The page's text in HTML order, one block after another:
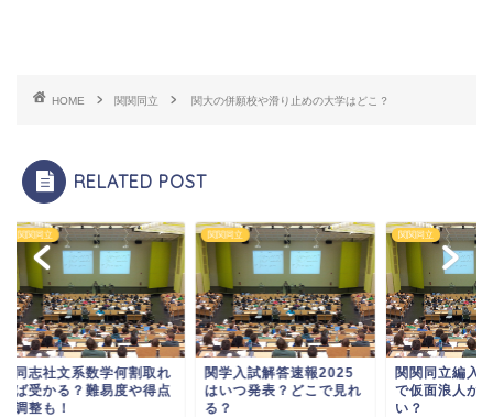
HOME 関関同立 関大の併願校や滑り止めの大学はどこ？
RELATED POST
社文系数学何割取れ
かる？難易度や得点
も！
関関同立
関学入試解答速報2025
はいつ発表？どこで見れ
関関同立
関関同立編入か産近
で仮面浪人かどっち